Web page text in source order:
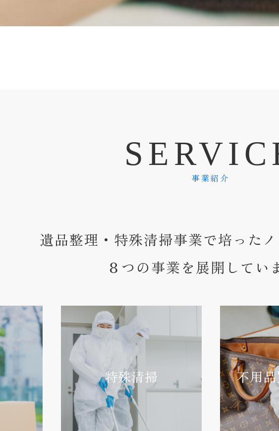
S E RVIC
事業紹介
遺品整理・特殊清掃事業で培ったノ
８つの事業を展開してい
特殊清掃 不用